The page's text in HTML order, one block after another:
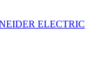
ELECTRIC